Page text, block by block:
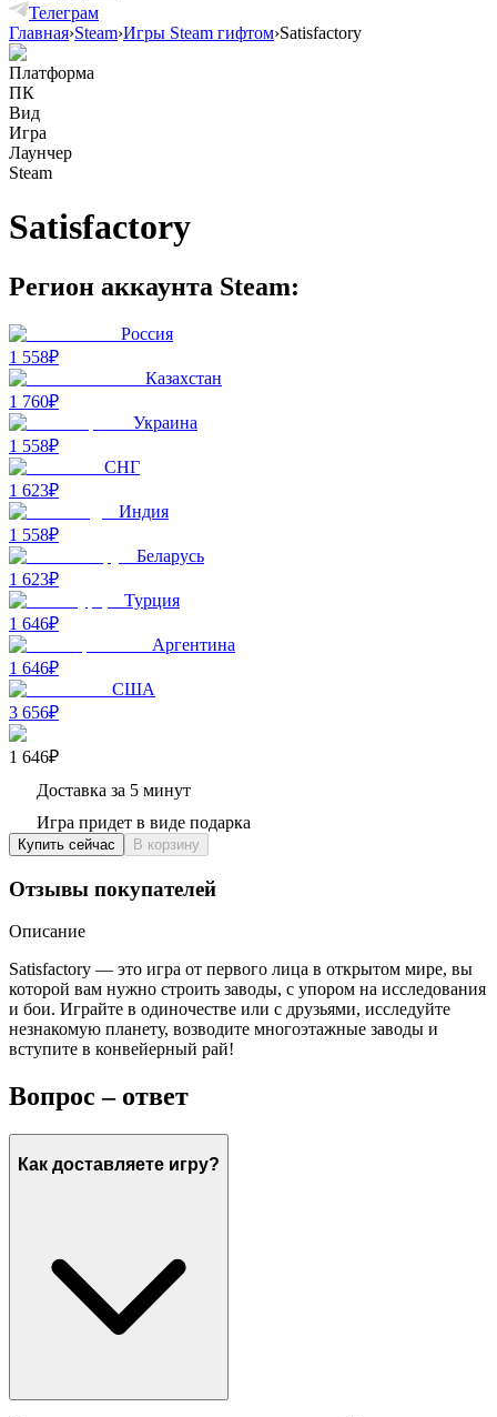
Телеграм
Главная›Steam›Игры Steam гифтом›Satisfactory
Платформа
ПК
Вид
Игра
Лаунчер
Steam
Satisfactory
Регион аккаунта Steam:
Россия
1 558₽
Казахстан
1 760₽
Украина
1 558₽
СНГ
1 623₽
Индия
1 558₽
Беларусь
1 623₽
Турция
1 646₽
Аргентина
1 646₽
США
3 656₽
1 646₽
Доставка за 5 минут
Игра придет в виде подарка
Купить сейчас В корзину
Отзывы покупателей
Описание
Satisfactory — это игра от первого лица в открытом мире, вы
которой вам нужно строить заводы, с упором на исследования
и бои. Играйте в одиночестве или с друзьями, исследуйте
незнакомую планету, возводите многоэтажные заводы и
вступите в конвейерный рай!
Вопрос – ответ
Как доставляете игру?